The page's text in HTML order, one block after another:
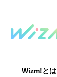
Wizm!とは